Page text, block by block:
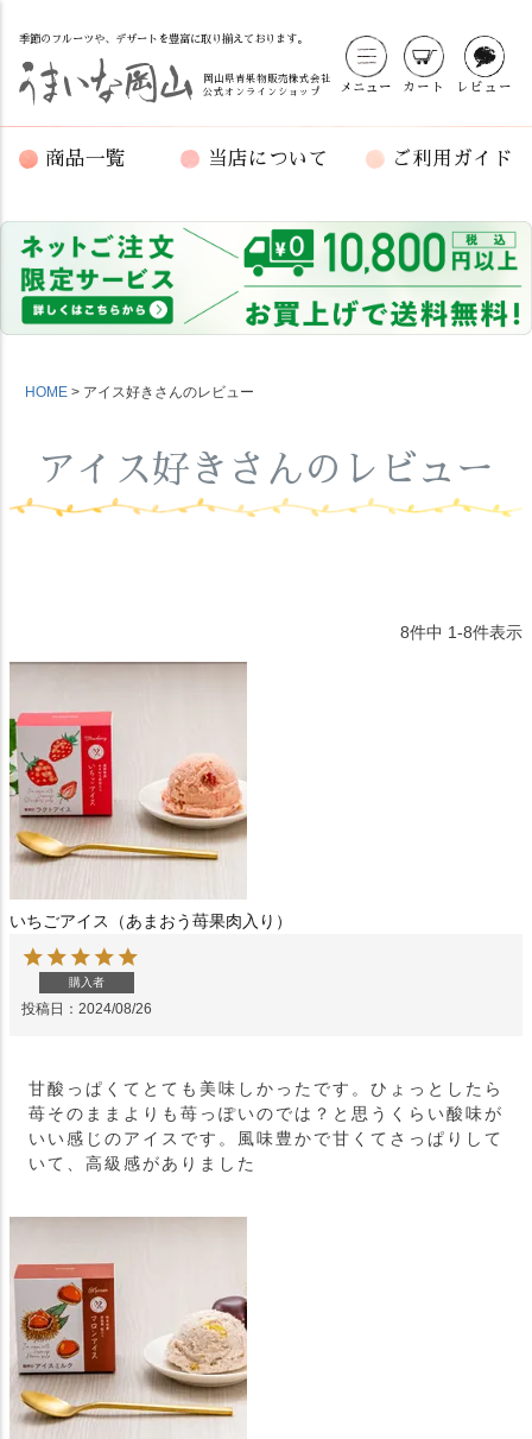
季節のフルーツや、デザートを豊富に取り揃えております。
岡山県青果物販売株式会社
公式オンラインショップ
メニュー カート レビュー
商品一覧 当店について ご利用ガイド
HOME アイス好きさんのレビュー
アイス好きさんのレビュー
8件中 1-8件表示
いちごアイス（あまおう苺果肉入り）
購入者
投稿日 2024/08/26
甘酸っぱくてとても美味しかったです。ひょっとしたら
苺そのままよりも苺っぽいのでは？と思うくらい酸味が
いい感じのアイスです。風味豊かで甘くてさっぱりして
いて、高級感がありました